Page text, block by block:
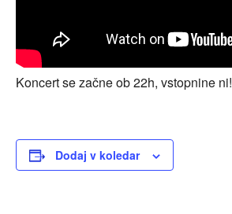
Koncert se začne ob 22h, vstopnine ni!
Dodaj v koledar